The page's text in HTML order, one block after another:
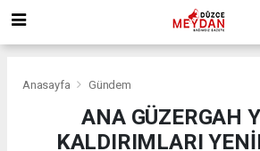
Anasayfa Gündem
ANA GÜZERGAH
KALDIRIMLARI